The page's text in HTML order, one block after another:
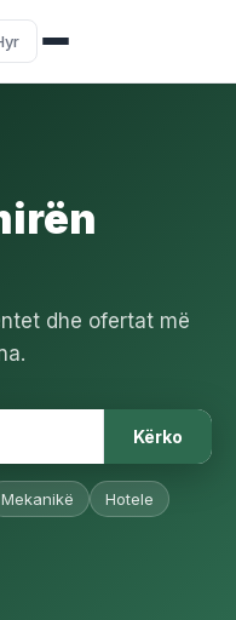
dhe ofertat më
Kërko
Mekanikë
Hotele